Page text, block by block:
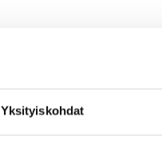
Yksityiskohdat